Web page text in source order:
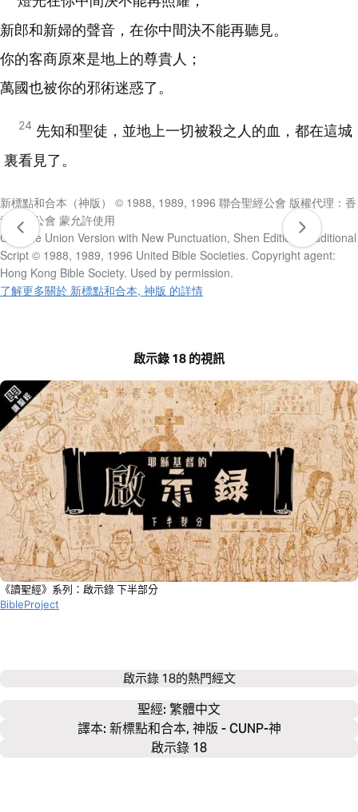
新郎和新婦的聲音，在你中間決不能再聽見。
你的客商原來是地上的尊貴人；
萬國也被你的邪術迷惑了。
24 先知和聖徒，並地上一切被殺之人的血，都在這城
裏看見了。
新標點和合本（神版） © 1988, 1989, 1996 聯合聖經公會 版權代理：香
港聖經公會 蒙允許使用
Chinese Union Version with New Punctuation, Shen Edition, Traditional
Script © 1988, 1989, 1996 United Bible Societies. Copyright agent:
Hong Kong Bible Society. Used by permission.
了解更多關於 新標點和合本, 神版 的詳情
啟示錄 18 的視訊
《讀聖經》系列：啟示錄 下半部分
BibleProject
啟示錄 18的熱門經文
聖經: 繁體中文
譯本: 新標點和合本, 神版 - CUNP-神
啟示錄 18